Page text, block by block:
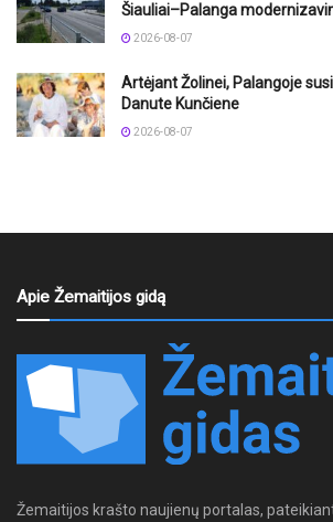
Šiauliai–Palanga
2026-08-07
Artėjant Žolinei, Palangoje
Danute Kunčiene
2026-08-07
Apie Žemaitijos gidą
Žemaitijos krašto naujienų portalas,